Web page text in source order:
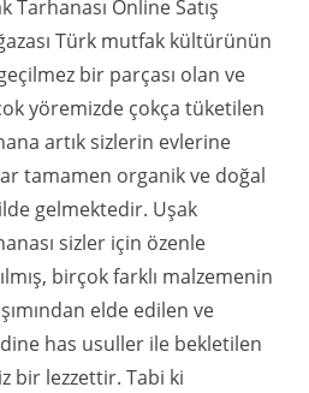
Tarhanası Online Satış
Türk mutfak kültürünün
bir parçası olan ve
yöremizde çokça tüketilen
artık sizlerin evlerine
tamamen organik ve doğal
gelmektedir. Uşak
sizler için özenle
birçok farklı malzemenin
elde edilen ve
has usuller ile bekletilen
bir lezzettir. Tabi ki